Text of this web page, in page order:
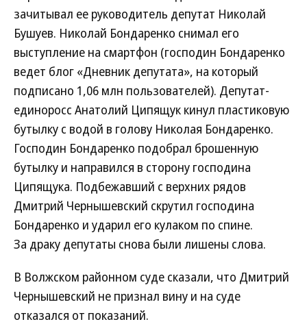
зачитывал ее руководитель депутат Николай
Бушуев. Николай Бондаренко снимал его
выступление на смартфон (господин Бондаренко
ведет блог «Дневник депутата», на который
подписано 1,06 млн пользователей). Депутат-
единоросс Анатолий Ципящук кинул пластиковую
бутылку с водой в голову Николая Бондаренко.
Господин Бондаренко подобрал брошенную
бутылку и направился в сторону господина
Ципящука. Подбежавший с верхних рядов
Дмитрий Чернышевский скрутил господина
Бондаренко и ударил его кулаком по спине.
За драку депутаты снова были лишены слова.
В Волжском районном суде сказали, что Дмитрий
Чернышевский не признал вину и на суде
отказался от показаний.